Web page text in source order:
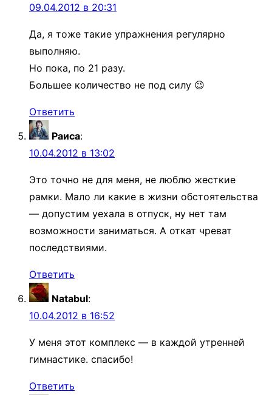
09.04.2012 в 20:31
Да, я тоже такие упражнения регулярно
выполняю.
Но пока, по 21 разу.
Большее количество не под силу 😉
Ответить
Раиса:
10.04.2012 в 13:02
Это точно не для меня, не люблю жесткие
рамки. Мало ли какие в жизни обстоятельства
— допустим уехала в отпуск, ну нет там
возможности заниматься. А откат чреват
последствиями.
Ответить
Natabul:
10.04.2012 в 16:52
У меня этот комплекс — в каждой утренней
гимнастике. спасибо!
Ответить